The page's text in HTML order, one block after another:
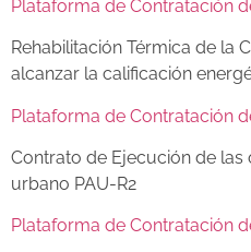
Plataforma de Contratación
Rehabilitación Térmica de la
alcanzar la calificación
Plataforma de Contratación
Contrato de Ejecución de
urbano PAU-R2
Plataforma de Contratación